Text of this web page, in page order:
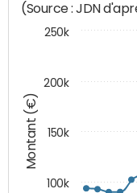
Montant (€)
(Source : JDN
100k
150k
200k
250k